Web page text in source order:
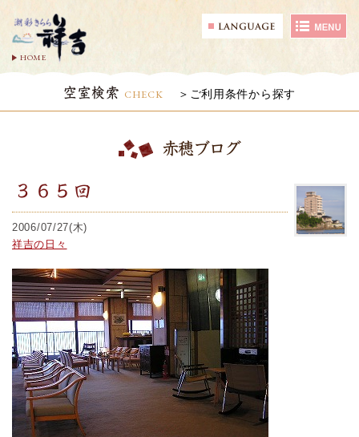
HOME
空室検索 CHECK ご利用条件から探す
赤穂ブログ
３６５回
2006/07/27(木)
祥吉の日々